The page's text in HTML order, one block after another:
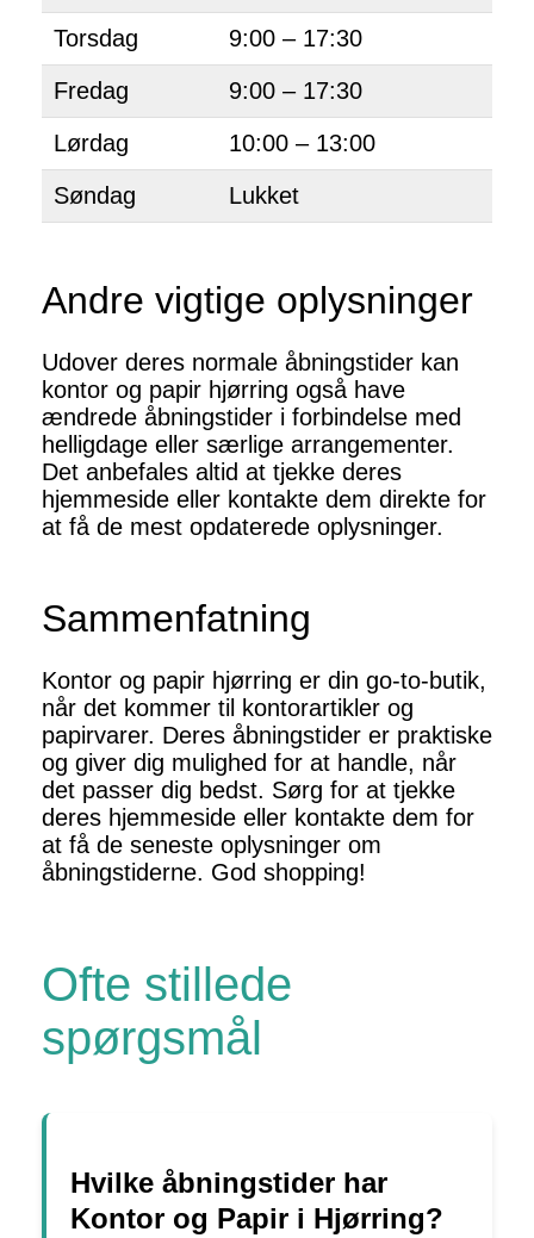
Torsdag
9:00 – 17:30
Fredag
9:00 – 17:30
Lørdag
10:00 – 13:00
Søndag
Lukket
Andre vigtige oplysninger
Udover deres normale åbningstider kan
kontor og papir hjørring også have
ændrede åbningstider i forbindelse med
helligdage eller særlige arrangementer.
Det anbefales altid at tjekke deres
hjemmeside eller kontakte dem direkte for
at få de mest opdaterede oplysninger.
Sammenfatning
Kontor og papir hjørring er din go-to-butik,
når det kommer til kontorartikler og
papirvarer. Deres åbningstider er praktiske
og giver dig mulighed for at handle, når
det passer dig bedst. Sørg for at tjekke
deres hjemmeside eller kontakte dem for
at få de seneste oplysninger om
åbningstiderne. God shopping!
Ofte stillede
spørgsmål
Hvilke åbningstider har
Kontor og Papir i Hjørring?